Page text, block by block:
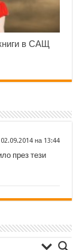
в САЩ
02.09.2014 на 13:44
през тези